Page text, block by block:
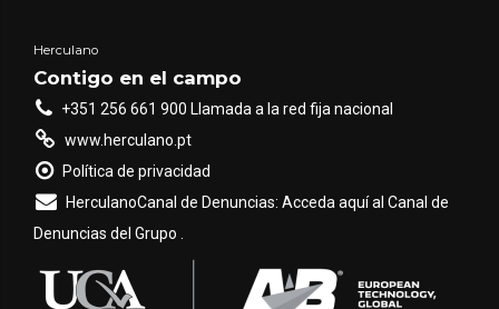
Herculano
Contigo en el campo
+351 256 661 900 Llamada a la red fija nacional
www.herculano.pt
Política de privacidad
HerculanoCanal de Denuncias: Acceda aquí al Canal de
Denuncias del Grupo .